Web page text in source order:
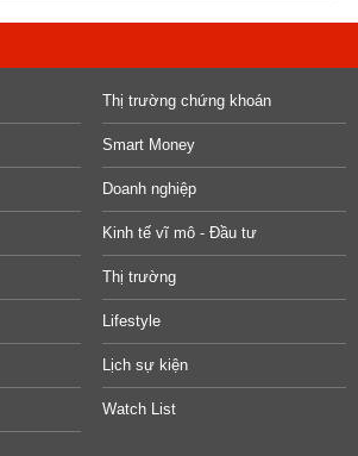
Thị trường chứng khoán
Smart Money
Doanh nghiệp
Kinh tế vĩ mô - Đầu tư
Thị trường
Lifestyle
Lịch sự kiện
Watch List